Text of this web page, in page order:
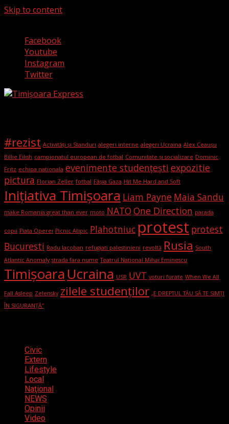
Skip to content
Facebook
Youtube
Instagram
Twitter
#rezist Activități și Standuri alegeri interne alegeri Ucraina Alex Ceaușu
Billie Eilish campionatul european de fotbal Comunitate și socializare Dominic
Fritz echipa nationala evenimente studențești expozitie
pictura Florian Zeller fotbal Fâșia Gaza Hit Me Hard and Soft
Iniţiativa Timişoara Liam Payne Maia Sandu
make Romania great than ever moto NATOOne Direction parada
copii Piata Operei Picnic Atipic Plahotniuc protest protest
Bucuresti Radu Iacoban refugiati palestinieni revoltă Rusia South
Atlantic Anomaly strada fara nume Teatrul National Mihai Eminescu
TimișoaraUcraina USR UVT voturi furate When We All
Fall Asleep Zelensky zilele studenților „E DREPTUL TĂU SĂ TE SIMȚI
ÎN SIGURANȚĂ”
Civic
Extern
Lifestyle
Local
Naţional
NEWS
Opinii
Video